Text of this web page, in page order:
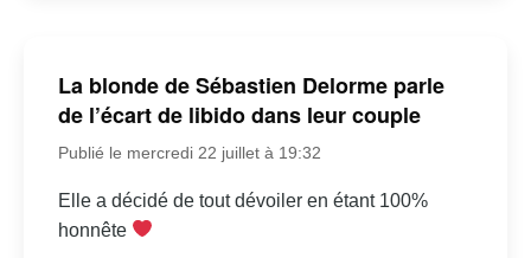
La blonde de Sébastien Delorme parle
de l’écart de libido dans leur couple
Publié le mercredi 22 juillet à 19:32
Elle a décidé de tout dévoiler en étant 100%
honnête